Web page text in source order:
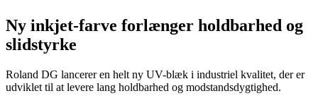
Ny inkjet-farve forlænger holdbarhed og
slidstyrke
Roland DG lancerer en helt ny UV-blæk i industriel kvalitet, der er
udviklet til at levere lang holdbarhed og modstandsdygtighed.